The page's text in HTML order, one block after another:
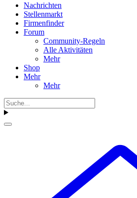
Nachrichten
Stellenmarkt
Firmenfinder
Forum
Community-Regeln
Alle Aktivitäten
Mehr
Shop
Mehr
Mehr